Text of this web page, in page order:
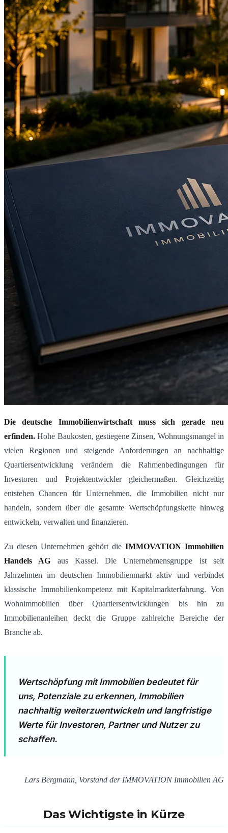
Die deutsche Immobilienwirtschaft muss sich gerade neu
erfinden. Hohe Baukosten, gestiegene Zinsen, Wohnungsmangel in
vielen Regionen und steigende Anforderungen an nachhaltige
Quartiersentwicklung verändern die Rahmenbedingungen für
Investoren und Projektentwickler gleichermaßen. Gleichzeitig
entstehen Chancen für Unternehmen, die Immobilien nicht nur
handeln, sondern über die gesamte Wertschöpfungskette hinweg
entwickeln, verwalten und finanzieren.
Zu diesen Unternehmen gehört die IMMOVATION Immobilien
Handels AG aus Kassel. Die Unternehmensgruppe ist seit
Jahrzehnten im deutschen Immobilienmarkt aktiv und verbindet
klassische Immobilienkompetenz mit Kapitalmarkterfahrung. Von
Wohnimmobilien über Quartiersentwicklungen bis hin zu
Immobilienanleihen deckt die Gruppe zahlreiche Bereiche der
Branche ab.
Wertschöpfung mit Immobilien bedeutet für
uns, Potenziale zu erkennen, Immobilien
nachhaltig weiterzuentwickeln und langfristige
Werte für Investoren, Partner und Nutzer zu
schaffen.
Lars Bergmann, Vorstand der IMMOVATION Immobilien AG
Das Wichtigste in Kürze